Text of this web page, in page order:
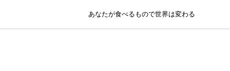
あなたが食べるもので世界は変わる